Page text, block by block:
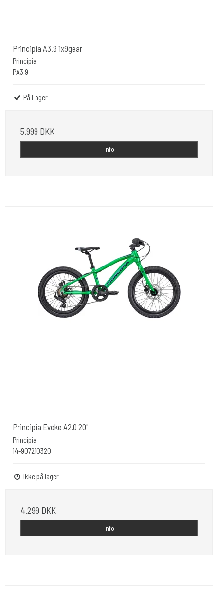
Principia A3.9 1x9gear
Principia
PA3.9
På Lager
5.999 DKK
Info
Principia Evoke A2.0 20"
Principia
14-907210320
Ikke på lager
4.299 DKK
Info